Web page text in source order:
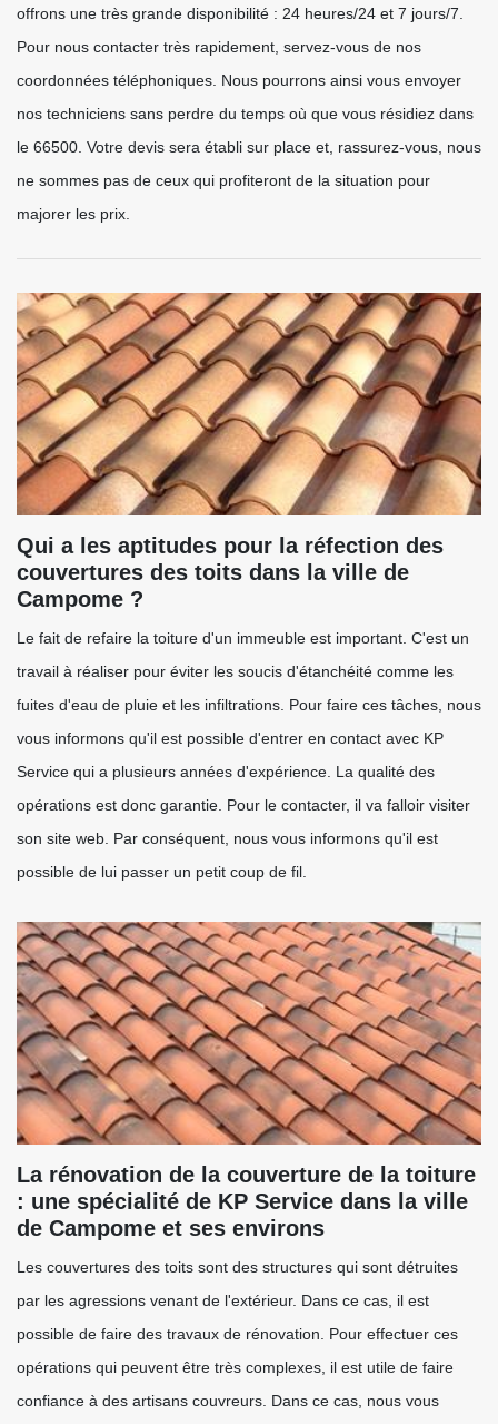
offrons une très grande disponibilité : 24 heures/24 et 7 jours/7.
Pour nous contacter très rapidement, servez-vous de nos
coordonnées téléphoniques. Nous pourrons ainsi vous envoyer
nos techniciens sans perdre du temps où que vous résidiez dans
le 66500. Votre devis sera établi sur place et, rassurez-vous, nous
ne sommes pas de ceux qui profiteront de la situation pour
majorer les prix.
Qui a les aptitudes pour la réfection des
couvertures des toits dans la ville de
Campome ?
Le fait de refaire la toiture d'un immeuble est important. C'est un
travail à réaliser pour éviter les soucis d'étanchéité comme les
fuites d'eau de pluie et les infiltrations. Pour faire ces tâches, nous
vous informons qu'il est possible d'entrer en contact avec KP
Service qui a plusieurs années d'expérience. La qualité des
opérations est donc garantie. Pour le contacter, il va falloir visiter
son site web. Par conséquent, nous vous informons qu'il est
possible de lui passer un petit coup de fil.
La rénovation de la couverture de la toiture
: une spécialité de KP Service dans la ville
de Campome et ses environs
Les couvertures des toits sont des structures qui sont détruites
par les agressions venant de l'extérieur. Dans ce cas, il est
possible de faire des travaux de rénovation. Pour effectuer ces
opérations qui peuvent être très complexes, il est utile de faire
confiance à des artisans couvreurs. Dans ce cas, nous vous